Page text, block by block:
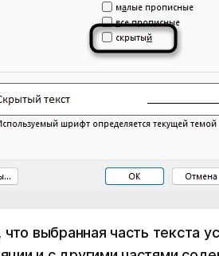
выбранная часть текста